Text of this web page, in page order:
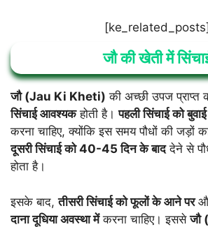
[ke_related_posts]
जौ की खेती में
जौ (Jau Ki Kheti) की अच्छी उपज प्राप्त
सिंचाई आवश्यकहोती है।पहली सिंचाई को
करना चाहिए, क्योंकि इस समय पौधों की जड़ों
दूसरी सिंचाई को 40-45 दिन के बाददेने से
होता है।
इसके बाद,तीसरी सिंचाई को फूलों के आने पर
दाना दूधिया अवस्था मेंकरना चाहिए। इससेजौ